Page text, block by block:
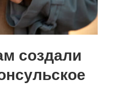
создали